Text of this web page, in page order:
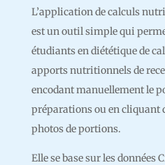
L’application de calculs
est un outil simple qui
étudiants en diététique de
apports nutritionnels de
encodant manuellement le
préparations ou en cliquant
photos de portions.
Elle se base sur les données